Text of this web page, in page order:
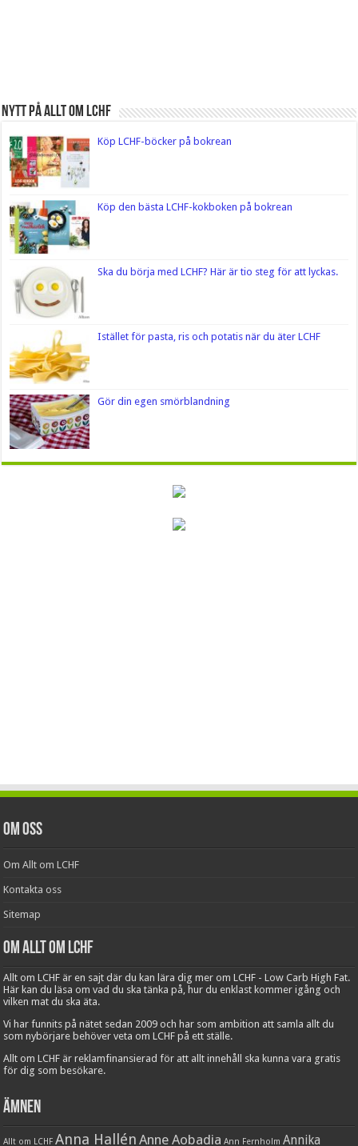
Nytt på Allt om LCHF
Köp LCHF-böcker på bokrean
Köp den bästa LCHF-kokboken på bokrean
Ska du börja med LCHF? Här är tio steg för att lyckas.
Istället för pasta, ris och potatis när du äter LCHF
Gör din egen smörblandning
Om oss
Om Allt om LCHF
Kontakta oss
Sitemap
Om Allt om LCHF
Allt om LCHF är en sajt där du kan lära dig mer om LCHF - Low Carb High Fat.
Här kan du läsa om vad du ska tänka på, hur du enklast kommer igång och
vilken mat du ska äta.
Vi har funnits på nätet sedan 2009 och har som ambition att samla allt du
som nybörjare behöver veta om LCHF på ett ställe.
Allt om LCHF är reklamfinansierad för att allt innehåll ska kunna vara gratis
för dig som besökare.
Ämnen
Allt om LCHF Anna Hallén Anne Aobadia Ann Fernholm Annika